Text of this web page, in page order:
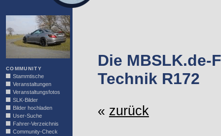
COMMUNITY
Stammtische
Veranstaltungen
Veranstaltungsfotos
SLK-Bilder
Bilder hochladen
User-Suche
Fahrer-Verzeichnis
Community-Check
Die MBSLK.de-
Technik R172
« zurück